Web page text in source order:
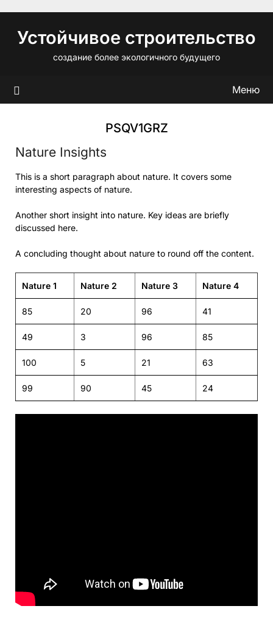
содержимому
Устойчивое строительство
создание более экологичного будущего
Меню
PSQV1GRZ
Nature Insights
This is a short paragraph about nature. It covers some
interesting aspects of nature.
Another short insight into nature. Key ideas are briefly
discussed here.
A concluding thought about nature to round off the content.
Nature 1 Nature 2 Nature 3 Nature 4
85 20 96 41
49 3 96 85
100 5 21 63
99 90 45 24